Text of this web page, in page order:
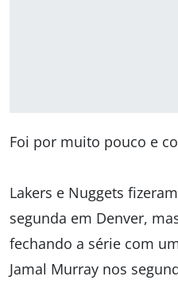
Foi por muito pouco e
Lakers e Nuggets
segunda em Denver,
fechando a série com
Jamal Murray nos